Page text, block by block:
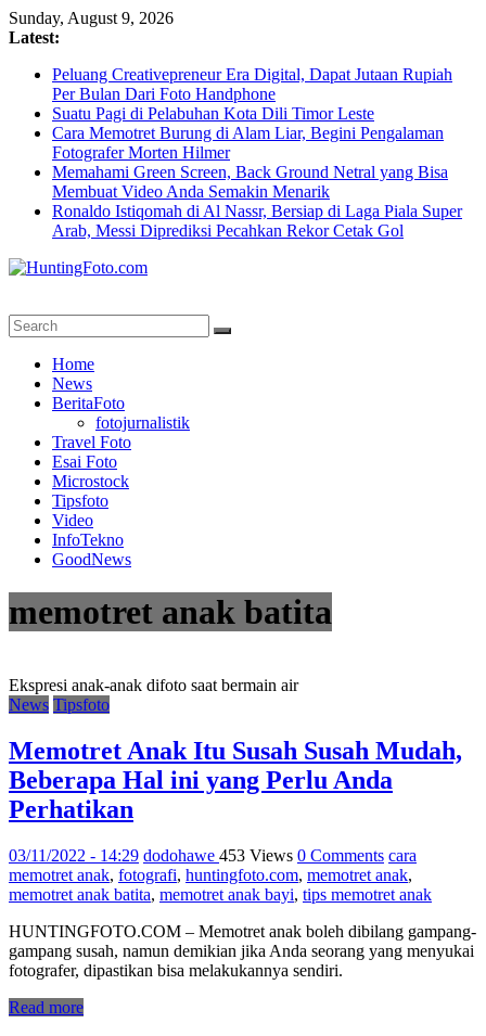
Skip
to
Sunday, August 9, 2026
Latest:
Peluang Creativepreneur Era Digital, Dapat Jutaan Rupiah
Per Bulan Dari Foto Handphone
Suatu Pagi di Pelabuhan Kota Dili Timor Leste
Cara Memotret Burung di Alam Liar, Begini Pengalaman
Fotografer Morten Hilmer
Memahami Green Screen, Back Ground Netral yang Bisa
Membuat Video Anda Semakin Menarik
Ronaldo Istiqomah di Al Nassr, Bersiap di Laga Piala Super
Arab, Messi Diprediksi Pecahkan Rekor Cetak Gol
Berita
Fotografi
Terpercaya
Home
News
BeritaFoto
fotojurnalistik
Travel Foto
Esai Foto
Microstock
Tipsfoto
Video
InfoTekno
GoodNews
memotret anak batita
Ekspresi anak-anak difoto saat bermain air
News Tipsfoto
Memotret Anak Itu Susah Susah Mudah,
Beberapa Hal ini yang Perlu Anda
Perhatikan
03/11/2022 - 14:29 dodohawe 453 Views 0 Comments cara
memotret anak, fotografi, huntingfoto.com, memotret anak,
memotret anak batita, memotret anak bayi, tips memotret anak
HUNTINGFOTO.COM – Memotret anak boleh dibilang gampang-
gampang susah, namun demikian jika Anda seorang yang menyukai
fotografer, dipastikan bisa melakukannya sendiri.
Read more